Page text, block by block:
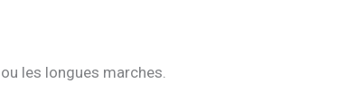
les longues marches.